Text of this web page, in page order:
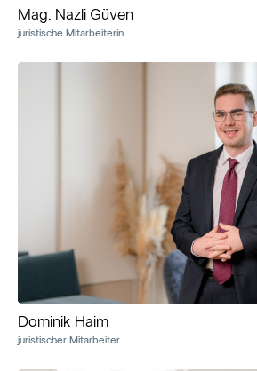
Mag. Nazli Güven
juristische Mitarbeiterin
Dominik Haim
juristischer Mitarbeiter